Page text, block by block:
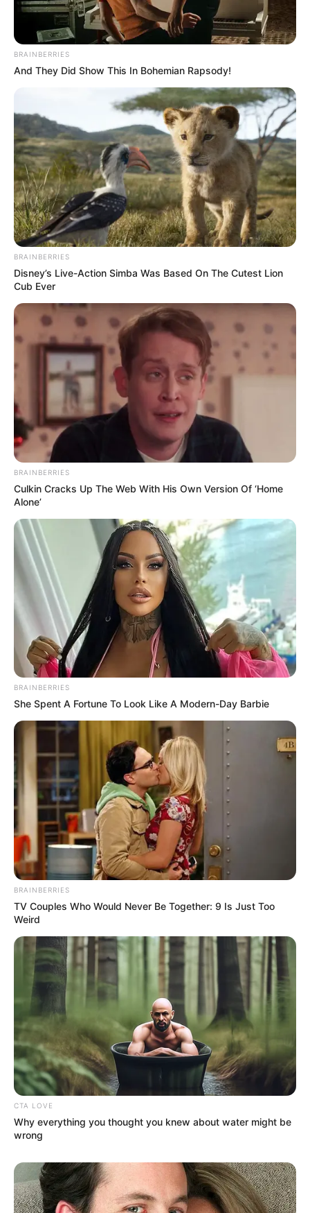
BRAINBERRIES
And They Did Show This In Bohemian Rapsody!
BRAINBERRIES
Disney’s Live-Action Simba Was Based On The Cutest Lion
Cub Ever
BRAINBERRIES
Culkin Cracks Up The Web With His Own Version Of ‘Home
Alone’
BRAINBERRIES
She Spent A Fortune To Look Like A Modern-Day Barbie
BRAINBERRIES
TV Couples Who Would Never Be Together: 9 Is Just Too
Weird
CTA LOVE
Why everything you thought you knew about water might be
wrong